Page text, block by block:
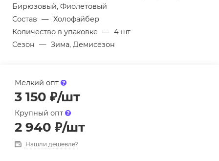
Бирюзовый, Фиолетовый
Состав — Холофайбер
Количество в упаковке — 4 шт
Сезон — Зима, Демисезон
Мелкий опт
3 150 ₽/шт
Крупный опт
2 940 ₽/шт
Нашли дешевле?